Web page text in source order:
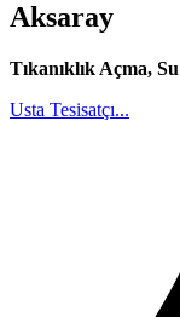
Aksaray
Tıkanıklık Açma,
Usta Tesisatçı...